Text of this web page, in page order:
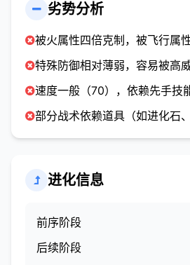
劣势分析
被火属性四倍克制，被飞行属
特殊防御相对薄弱，容易被高
速度一般（70），依赖先手技
部分战术依赖道具（如进化石
进化信息
前序阶段
后续阶段